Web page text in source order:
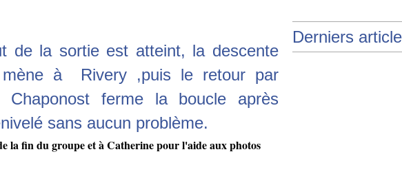
de la sortie est atteint, la descente
mène à Rivery ,puis le retour par
Chaponost ferme la boucle après
sans aucun problème.
la fin du groupe et à Catherine pour l'aide aux photos
Derniers